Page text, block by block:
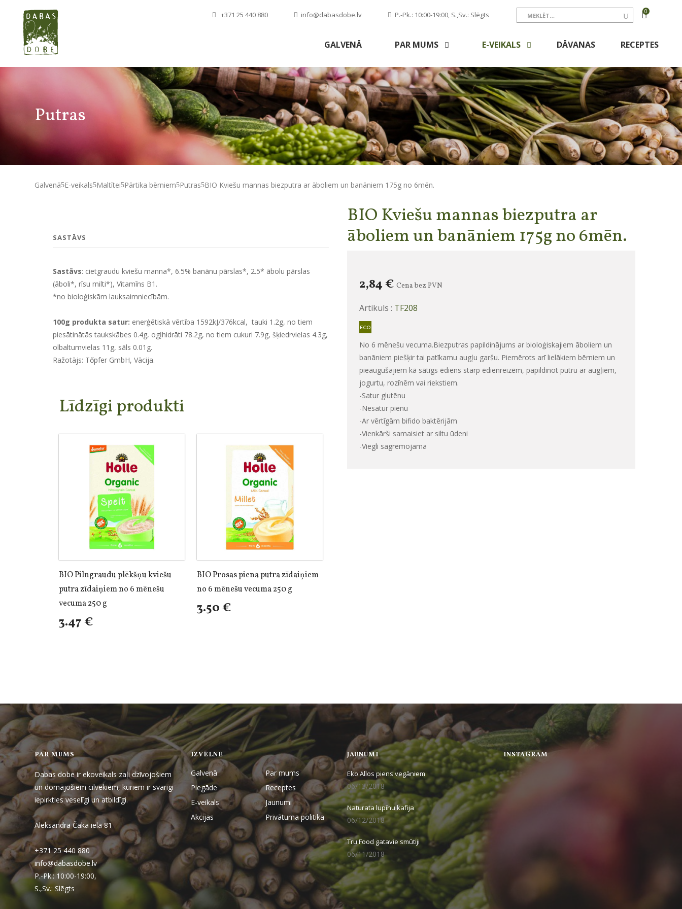
+371 25 440 880 info@dabasdobe.lv P.-Pk.: 10:00-19:00, S.,Sv.: Slēgts 0
GALVENĀ PAR MUMS E-VEIKALS DĀVANAS RECEPTES
Putras
Galvenā E-veikals Maltītei Pārtika bērniem Putras BIO Kviešu mannas biezputra ar āboliem un banāniem 175g no 6mēn.
SASTĀVS
Sastāvs: cietgraudu kviešu manna*, 6.5% banānu pārslas*, 2.5* ābolu pārslas
(āboli*, rīsu milti*), Vitamīns B1.
*no bioloģiskām lauksaimniecībām.
100g produkta satur: enerģētiskā vērtība 1592kJ/376kcal, tauki 1.2g, no tiem
piesātinātās taukskābes 0.4g, ogļhidrāti 78.2g, no tiem cukuri 7.9g, šķiedrvielas 4.3g,
olbaltumvielas 11g, sāls 0.01g.
Ražotājs: Tőpfer GmbH, Vācija.
Līdzīgi produkti
BIO Pilngraudu plēkšņu kviešu
putra zīdaiņiem no 6 mēnešu
vecuma 250 g
3.47 €
BIO Prosas piena putra zīdaiņiem
no 6 mēnešu vecuma 250 g
3.50 €
BIO Kviešu mannas biezputra ar
āboliem un banāniem 175g no 6mēn.
2,84 € Cena bez PVN
Artikuls : TF208
No 6 mēnešu vecuma.Biezputras papildinājums ar bioloģiskajiem āboliem un
banāniem piešķir tai patīkamu augļu garšu. Piemērots arī lielākiem bērniem un
pieaugušajiem kā sātīgs ēdiens starp ēdienreizēm, papildinot putru ar augļiem,
jogurtu, rozīnēm vai riekstiem.
-Satur glutēnu
-Nesatur pienu
-Ar vērtīgām bifido baktērijām
-Vienkārši samaisiet ar siltu ūdeni
-Viegli sagremojama
PAR MUMS
Dabas dobe ir ekoveikals zaļi dzīvojošiem
un domājošiem cilvēkiem, kuriem ir svarīgi
iepirkties veselīgi un atbildīgi.
Aleksandra Čaka iela 81
+371 25 440 880
info@dabasdobe.lv
P.-Pk.: 10:00-19:00,
S.,Sv.: Slēgts
IZVĒLNE
Galvenā
Par mums
Piegāde
Receptes
E-veikals
Jaunumi
Akcijas
Privātuma politika
JAUNUMI
Eko Allos piens vegāniem
06/13/2018
Naturata lupīnu kafija
06/12/2018
Tru Food gatavie smūtiji
06/11/2018
INSTAGRAM